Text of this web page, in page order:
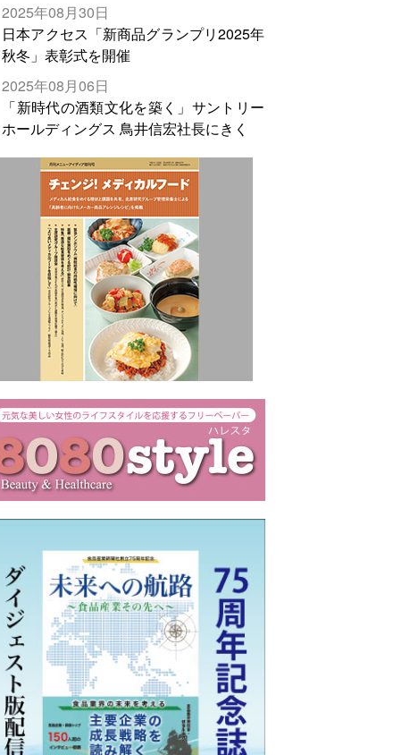
2025年08月30日
日本アクセス「新商品グランプリ2025年
秋冬」表彰式を開催
2025年08月06日
「新時代の酒類文化を築く」サントリー
ホールディングス 鳥井信宏社長にきく